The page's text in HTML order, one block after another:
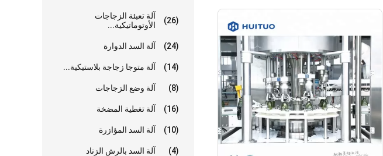
آلة تعبئة الزجاجات
الأوتوماتيكية...
(26)
آلة السد الدوارة (24)
آلة متوجا زجاجة بلاستيكية... (14)
آلة وضع الزجاجات (8)
آلة تغطية المضخة (16)
آلة السد المؤازرة (10)
آلة السد بالرش الزناد (4)